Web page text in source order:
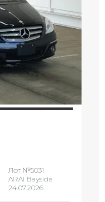
Лот №5031
ARAI Bayside
24.07.2026